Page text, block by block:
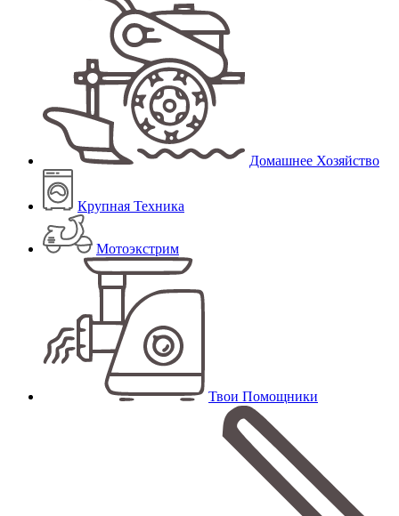
Домашнее Хозяйство
Крупная Техника
Мотоэкстрим
Твои Помощники